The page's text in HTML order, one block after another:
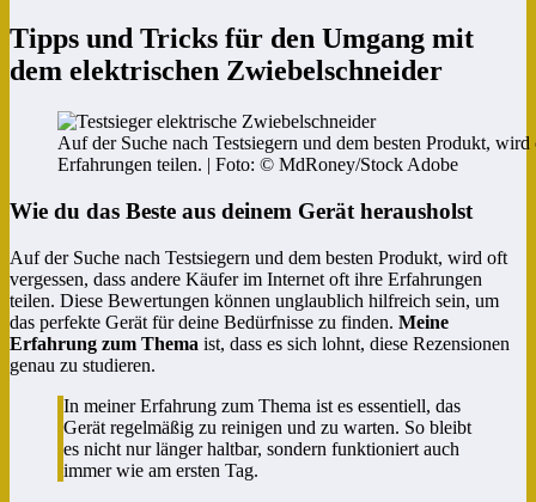
Tipps und Tricks für den Umgang mit
dem elektrischen Zwiebelschneider
Auf der Suche nach Testsiegern und dem besten Produkt,
Erfahrungen teilen. | Foto: © MdRoney/Stock Adobe
Wie du das Beste aus deinem Gerät herausholst
Auf der Suche nach Testsiegern und dem besten Produkt, wird oft
vergessen, dass andere Käufer im Internet oft ihre Erfahrungen
teilen. Diese Bewertungen können unglaublich hilfreich sein, um
das perfekte Gerät für deine Bedürfnisse zu finden. Meine
Erfahrung zum Thema ist, dass es sich lohnt, diese Rezensionen
genau zu studieren.
In meiner Erfahrung zum Thema ist es essentiell, das
Gerät regelmäßig zu reinigen und zu warten. So bleibt
es nicht nur länger haltbar, sondern funktioniert auch
immer wie am ersten Tag.